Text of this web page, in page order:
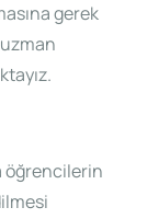
gerek
öğrencilerin